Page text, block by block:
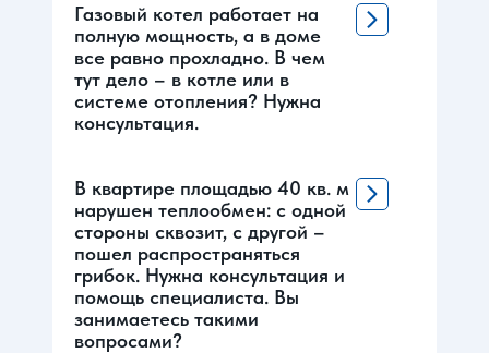
Газовый котел работает на
полную мощность, а в доме
все равно прохладно. В чем
тут дело – в котле или в
системе отопления? Нужна
консультация.
В квартире площадью 40 кв. м
нарушен теплообмен: с одной
стороны сквозит, с другой –
пошел распространяться
грибок. Нужна консультация и
помощь специалиста. Вы
занимаетесь такими
вопросами?